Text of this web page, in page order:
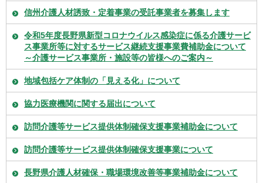
信州介護人材誘致・定着事業の受託事業者を募集します
令和5年度長野県新型コロナウイルス感染症に係る介護サービ
ス事業所等に対するサービス継続支援事業費補助金について
～介護サービス事業所・施設等の皆様へのご案内～
地域包括ケア体制の「見える化」について
協力医療機関に関する届出について
訪問介護等サービス提供体制確保支援事業補助金について
訪問介護等サービス提供体制確保支援事業について
長野県介護人材確保・職場環境改善等事業補助金について